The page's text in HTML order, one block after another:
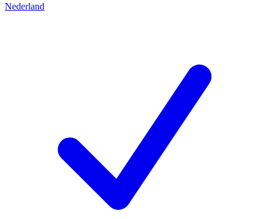
Nederland